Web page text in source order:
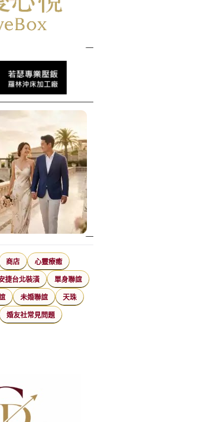
商店 心靈療癒
捷台北裝潢 單身聯誼
未婚聯誼 天珠
婚友社常見問題